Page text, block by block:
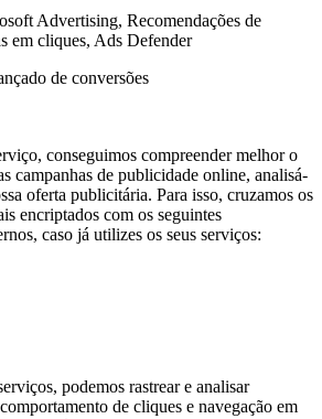
Advertising, Recomendações de
em cliques, Ads Defender
de conversões
conseguimos compreender melhor o
campanhas de publicidade online, analisá-
oferta publicitária. Para isso, cruzamos os
encriptados com os seguintes
caso já utilizes os seus serviços:
podemos rastrear e analisar
de cliques e navegação em